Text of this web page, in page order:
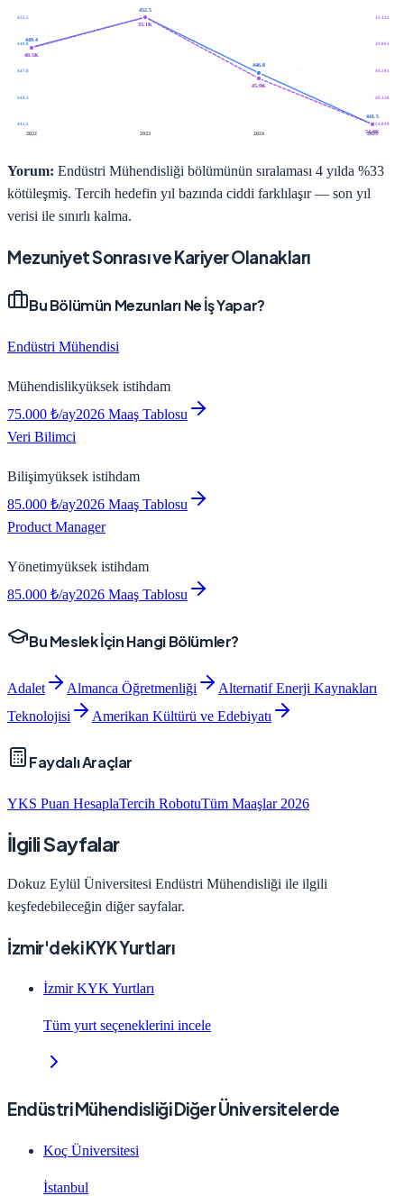
452.5 35.132
449.8 39.861
447.0 44.591
444.3 49.320
441.5
54.049
2022
2023 2024 2025
449.4
452.5
446.8
441.5
40.5K
35.1K
45.9K
54.0K
Yorum: Endüstri Mühendisliği bölümünün sıralaması 4 yılda %33
kötüleşmiş. Tercih hedefin yıl bazında ciddi farklılaşır — son yıl
verisi ile sınırlı kalma.
Mezuniyet Sonrası ve Kariyer Olanakları
Bu Bölümün Mezunları Ne İş Yapar?
Endüstri Mühendisi
Mühendislikyüksek istihdam
75.000 ₺/ay2026 Maaş Tablosu
Veri Bilimci
Bilişimyüksek istihdam
85.000 ₺/ay2026 Maaş Tablosu
Product Manager
Yönetimyüksek istihdam
85.000 ₺/ay2026 Maaş Tablosu
Bu Meslek İçin Hangi Bölümler?
Adalet Almanca Öğretmenliği
Alternatif Enerji Kaynakları
Teknolojisi
Amerikan Kültürü ve Edebiyatı
Faydalı Araçlar
YKS Puan HesaplaTercih RobotuTüm Maaşlar 2026
İlgili Sayfalar
Dokuz Eylül Üniversitesi Endüstri Mühendisliği ile ilgili
keşfedebileceğin diğer sayfalar.
İzmir'deki KYK Yurtları
İzmir KYK Yurtları
Tüm yurt seçeneklerini incele
Endüstri Mühendisliği Diğer Üniversitelerde
Koç Üniversitesi
İstanbul